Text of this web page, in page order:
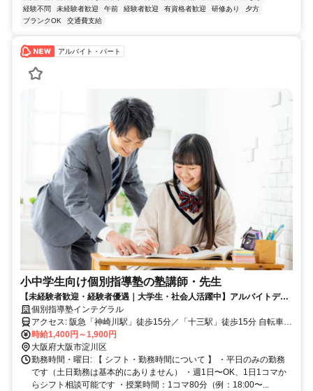
経験不問
未経験者歓迎 午前 経験者歓迎 有資格者歓迎 研修あり
夕方
ブランクOK
交通費支給
アルバイト・パート
小中学生向け個別指導塾の塾講師・先生
【未経験者歓迎・経験者優遇｜大学生・社会人活躍中】アルバイトデビ
ュー応援｜ブランク復帰支援｜平日夕方のみ・週1日〜OK｜働きやすい
環境です♪
個別指導塾インテグラル
アクセス: 阪急「神崎川駅」徒歩15分／「十三駅」徒歩15分 自転車通
勤もご相談いただけます。
時給1,400円～1,900円
大阪府大阪市淀川区
勤務時間・曜日: 【 シフト・勤務時間について 】 ・平日のみの勤務
です（土日勤務は基本的にありません） ・週1日〜OK、1日1コマか
らシフト相談可能です ・授業時間：1コマ80分（例：18:00〜...